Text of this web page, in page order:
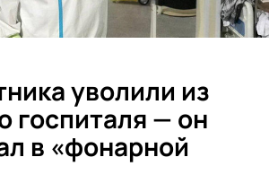
уволили из
госпиталя — он
в «фонарной